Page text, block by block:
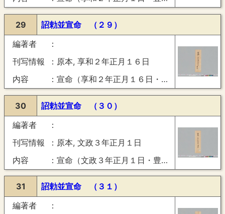
29
詔勅並宣命 （２９）
編著者
刊写情報
原本, 享和２年正月１６日
内容
宣命（享和２年正月１６日・豊楽）
30
詔勅並宣命 （３０）
編著者
刊写情報
原本, 文政３年正月１日
内容
宣命（文政３年正月１日・豊楽）
31
詔勅並宣命 （３１）
編著者